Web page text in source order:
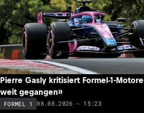
Pierre Gasly kritisiert Formel-1-
weit gegangen»
FORMEL 1 08.08.2026 - 15:23